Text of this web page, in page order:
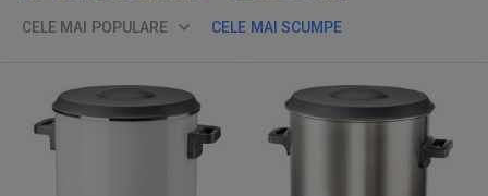
CELE MAI POPULARE CELE MAI SCUMPE